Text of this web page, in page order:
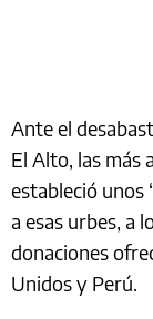
Ante el
El Alto, las más
estableció unos
a esas urbes, a
donaciones
Unidos y Perú.